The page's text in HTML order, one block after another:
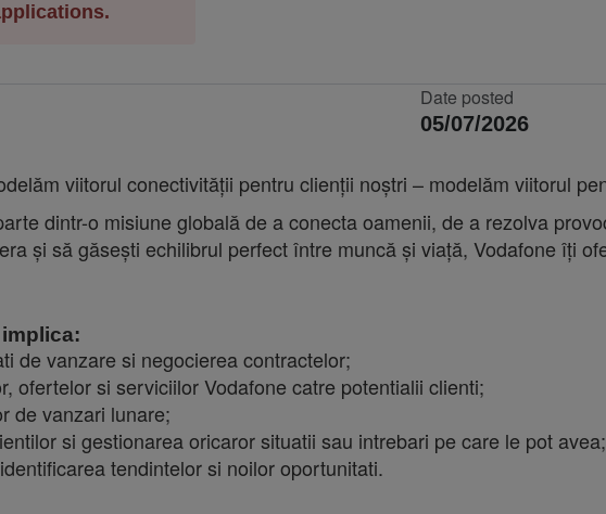
Date posted
05/07/2026
viitorul conectivității pentru clienții noștri – modelăm viitorul
dintr-o misiune globală de a conecta oamenii, de a rezolva
și să găsești echilibrul perfect între muncă și viață, Vodafone îți
de vanzare si ︁︀​︂︃︃​︈︃​︀negocierea contractelor;
ofertelor si serviciilor Vodafone catre potentialii clienti;
de vanzari lunare;
si gestionarea oricaror situatii sau intrebari pe care le pot avea;
tendintelor si noilor oportunitati.